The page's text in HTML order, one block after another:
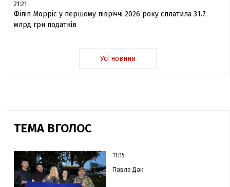
21:21
Філіп Морріс у першому півріччі 2026 року сплатила 31.7
млрд грн податків
Усі новини
ТЕМА ВГОЛОС
11:15
Павло Дак